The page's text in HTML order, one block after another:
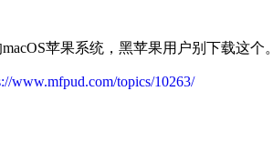
苹果系统，黑苹果用户别下载这个。
www.mfpud.com/topics/10263/